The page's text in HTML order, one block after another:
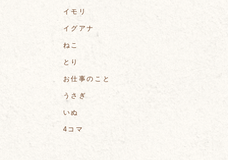
イモリ
イグアナ
ねこ
とり
お仕事のこと
うさぎ
いぬ
4コマ